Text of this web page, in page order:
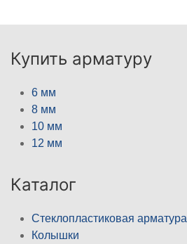
Купить арматуру
6 мм
8 мм
10 мм
12 мм
Каталог
Стеклопластиковая арматура
Колышки